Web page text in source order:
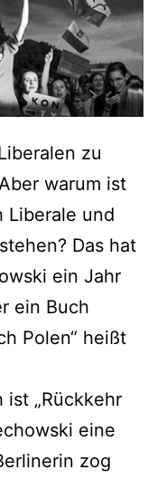
zu
warum ist
Liberale und
Das hat
ein Jahr
ein Buch
Polen“ heißt
ist „Rückkehr
eine
zog